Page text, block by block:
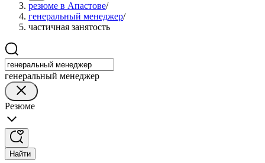
резюме в Апастове/
генеральный менеджер/
частичная занятость
генеральный менеджер
Резюме
Найти